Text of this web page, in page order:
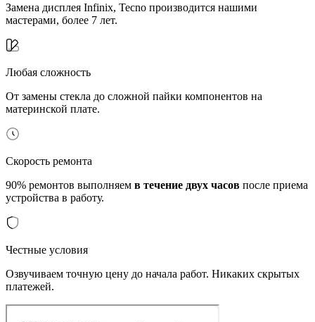
Замена дисплея Infinix, Tecno производится нашими
мастерами, более 7 лет.
Любая сложность
От замены стекла до сложной пайки компонентов на
материнской плате.
Скорость ремонта
90% ремонтов выполняем в течение двух часов после приема
устройства в работу.
Честные условия
Озвучиваем точную цену до начала работ. Никаких скрытых
платежей.